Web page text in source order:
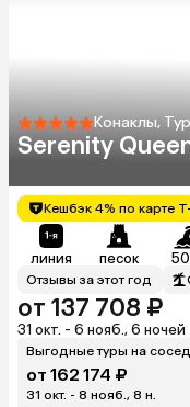
Конаклы,
Serenity
Кешбэк 4% по карте
линия песок
Отзывы за этот год
от 137 708 ₽
31 окт. - 6 нояб., 6 ночей
Выгодные туры на
от 162 174 ₽
31 окт. - 8 нояб., 8 н.